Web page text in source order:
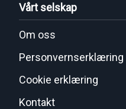
Vårt selskap
Om oss
Personvernserklæring
Cookie erklæring
Kontakt